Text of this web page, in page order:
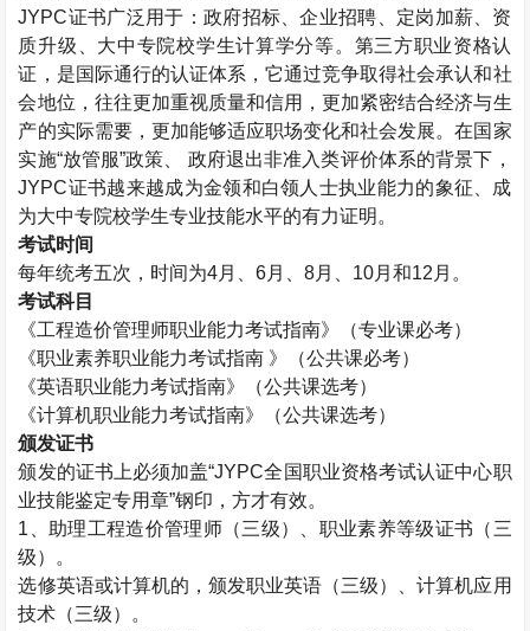
JYPC证书广泛用于：政府招标、企业招聘、定岗加薪、资
质升级、大中专院校学生计算学分等。第三方职业资格认
证，是国际通行的认证体系，它通过竞争取得社会承认和社
会地位，往往更加重视质量和信用，更加紧密结合经济与生
产的实际需要，更加能够适应职场变化和社会发展。在国家
实施“放管服”政策、 政府退出非准入类评价体系的背景下，
JYPC证书越来越成为金领和白领人士执业能力的象征、成
为大中专院校学生专业技能水平的有力证明。
考试时间
每年统考五次，时间为4月、6月、8月、 10月和12 月。
考试科目
《工程造价管理师职业能力考试指南》（专业课必考）
《职业素养职业能力考试指南 》（公共课必考）
《英语职业能力考试指南》（公共课选考）
《计算机职业能力考试指南》（公共课选考）
颁发证书
颁发的证书上必须加盖“JYPC全国职业资格考试认证中心职
业技能鉴定专用章”钢印，方才有效。
1 、助理工程造价管理师（三级）、职业素养等级证书（三
级）。
选修英语或计算机的，颁发职业英语（三级）、计算机应用
技术（三级）。